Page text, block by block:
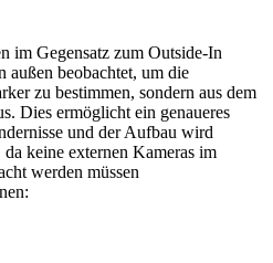
im Gegensatz zum Outside-In
außen beobachtet, um die
zu bestimmen, sondern aus dem
Dies ermöglicht ein genaueres
und der Aufbau wird
keine externen Kameras im
werden müssen